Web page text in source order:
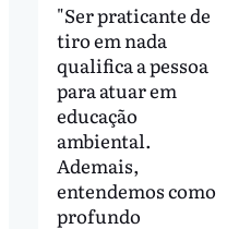
"Ser praticante de
tiro em nada
qualifica a pessoa
para atuar em
educação
ambiental.
Ademais,
entendemos como
profundo